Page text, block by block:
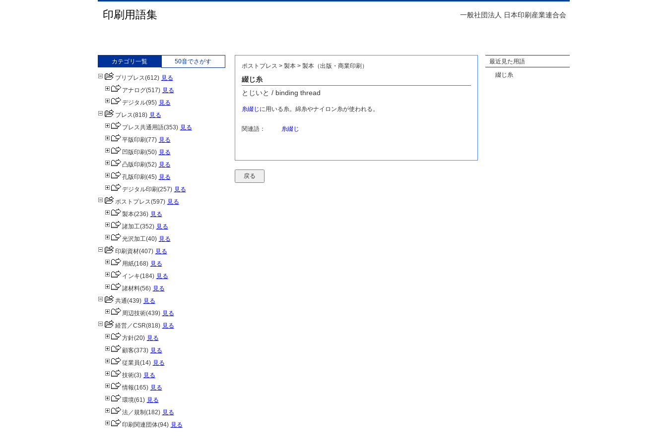
印刷用語集 一般社団法人 日本印刷産業連合会
カテゴリ一覧 50音でさがす
プリプレス(612) 見る
アナログ(517) 見る
デジタル(95) 見る
プレス(818) 見る
プレス共通用語(353) 見る
平版印刷(77) 見る
凹版印刷(50) 見る
凸版印刷(52) 見る
孔版印刷(45) 見る
デジタル印刷(257) 見る
ポストプレス(597) 見る
製本(236) 見る
諸加工(352) 見る
光沢加工(40) 見る
印刷資材(407) 見る
用紙(168) 見る
インキ(184) 見る
諸材料(56) 見る
共通(439) 見る
周辺技術(439) 見る
経営／CSR(818) 見る
方針(20) 見る
顧客(373) 見る
従業員(14) 見る
技術(3) 見る
情報(165) 見る
環境(61) 見る
法／規制 (182) 見る
印刷関連団体(94) 見る
ポストプレス > 製本 > 製本（出版・商業印刷）
綴じ糸
とじいと / binding thread
糸綴じ に用いる糸。綿糸やナイロン糸が使われる。
関連語： 糸綴じ
最近見た用語
綴じ糸